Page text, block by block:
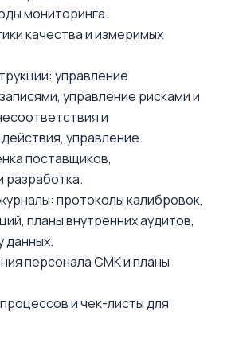
мониторинга.
качества и измеримых
управление
управление рисками и
и
управление
поставщиков,
разработка.
протоколы калибровок,
планы внутренних аудитов,
данных.
персонала СМК и планы
и чек-листы для